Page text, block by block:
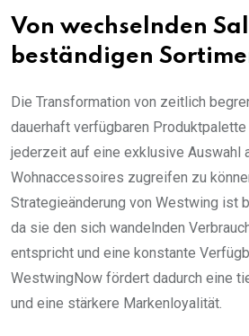
Von wechselnden
beständigen
Die Transformation von zeitlich
dauerhaft verfügbaren
jederzeit auf eine exklusive Auswahl
Wohnaccessoires zugreifen zu
Strategieänderung von Westwing ist
da sie den sich wandelnden
entspricht und eine konstante
WestwingNow fördert dadurch eine
und eine stärkere Markenloyalität.